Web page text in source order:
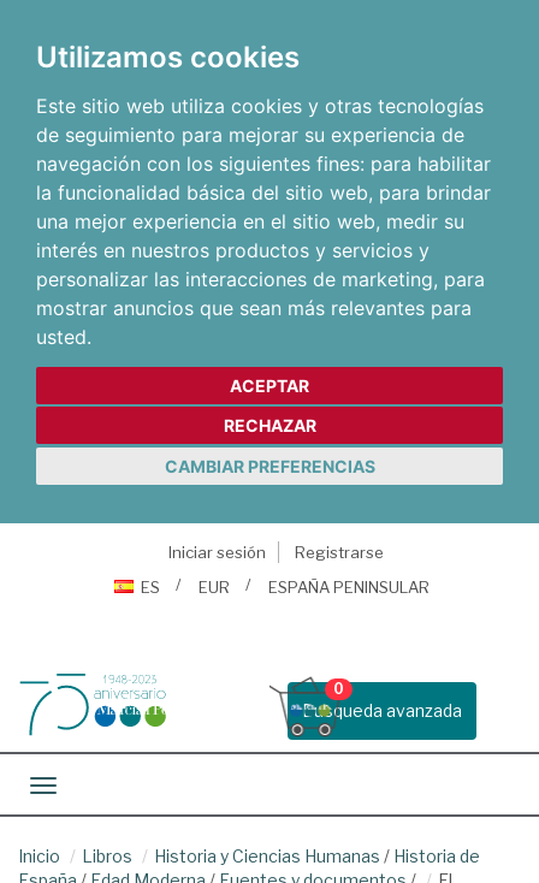
Utilizamos cookies
Este sitio web utiliza cookies y otras tecnologías
de seguimiento para mejorar su experiencia de
navegación con los siguientes fines: para habilitar
la funcionalidad básica del sitio web, para brindar
una mejor experiencia en el sitio web, medir su
interés en nuestros productos y servicios y
personalizar las interacciones de marketing, para
mostrar anuncios que sean más relevantes para
usted.
ACEPTAR
RECHAZAR
CAMBIAR PREFERENCIAS
Iniciar sesión
Registrarse
ES
EUR ESPAÑA PENINSULAR
Busqueda avanzada
0
Toggle navigation
Inicio Libros Historia y Ciencias Humanas / Historia de